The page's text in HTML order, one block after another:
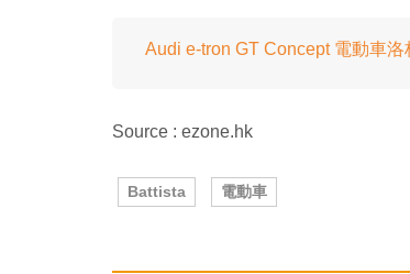
Audi e-tron GT Concept 電動車
Source : ezone.hk
Battista 電動車